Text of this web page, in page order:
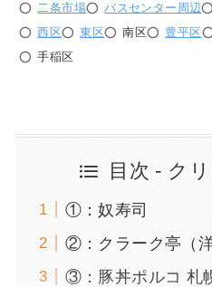
二条市場
バスセンター周辺
西区
東区 南区 豊平区
手稲区
目次 - ク
①：奴寿司
②：クラーク亭（洋
③：豚丼ポルコ 札